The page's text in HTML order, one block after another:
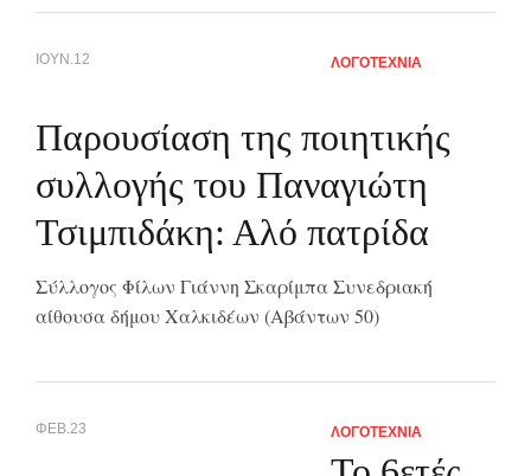
ΙΟΥΝ.12 ΛΟΓΟΤΕΧΝΙΑ
Παρουσίαση της ποιητικής
συλλογής του Παναγιώτη
Τσιμπιδάκη: Αλό πατρίδα
Σύλλογος Φίλων Γιάννη Σκαρίμπα Συνεδριακή
αίθουσα δήμου Χαλκιδέων (Αβάντων 50)
ΦΕΒ.23 ΛΟΓΟΤΕΧΝΙΑ